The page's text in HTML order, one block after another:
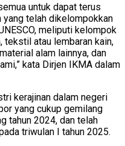
untuk dapat terus
telah dikelompokkan
meliputi kelompok
tekstil atau lembaran kain,
alam lainnya, dan
kata Dirjen IKMA dalam
kerajinan dalam negeri
yang cukup gemilang
tahun 2024, dan telah
triwulan I tahun 2025.